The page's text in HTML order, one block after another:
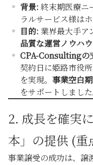
背景: 終末期医療ニ
ラルサービス様は
目的: 業界最大手ア
品質な運営ノウハ
CPA-Consultingの
契約日に姫路市役
を実現。 事業空白
をサポートしました
2. 成長を確実
本」の提供 (重
事業譲受の成功は、譲